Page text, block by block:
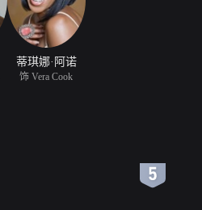
蒂琪娜·阿诺
饰 Vera Cook